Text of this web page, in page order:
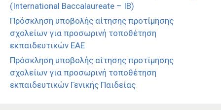
(International Baccalaureate – IB)
Πρόσκληση υποβολής αίτησης προτίμησης
σχολείων για προσωρινή τοποθέτηση
εκπαιδευτικών ΕΑΕ
Πρόσκληση υποβολής αίτησης προτίμησης
σχολείων για προσωρινή τοποθέτηση
εκπαιδευτικών Γενικής Παιδείας